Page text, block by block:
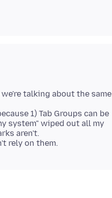
talking about the same
1) Tab Groups can be
system" wiped out all my
aren't.